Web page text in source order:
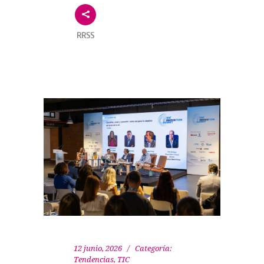
RRSS
12 junio, 2026
Categoría:
Tendencias, TIC